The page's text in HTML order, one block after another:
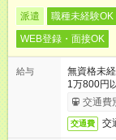
派遣 職種未経験OK
WEB登録・面接OK
給与
無資格未
1万800円
交通費
交通費 交